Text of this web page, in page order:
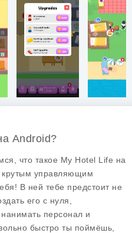
Android?
что такое My Hotel Life на
крутым управляющим
В ней тебе предстоит не
его с нуля,
персонал и
быстро ты поймёшь,